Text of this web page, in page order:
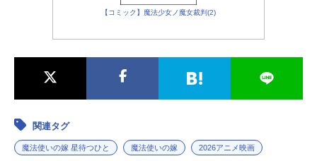
【コミック】魔法少女ノ魔女裁判(2)
関連タグ
魔法使いの嫁 星待つひと 魔法使いの嫁 2026アニメ映画